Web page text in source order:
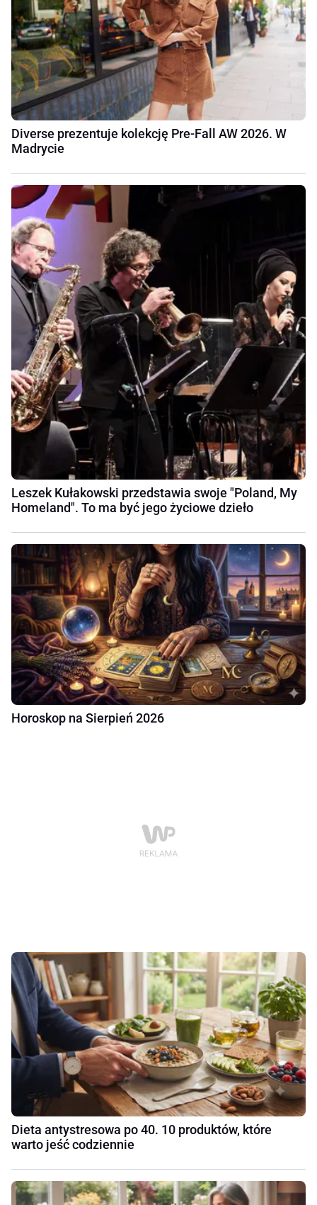
Diverse prezentuje kolekcję Pre-Fall AW 2026. W
Madrycie
Leszek Kułakowski przedstawia swoje "Poland, My
Homeland". To ma być jego życiowe dzieło
Horoskop na Sierpień 2026
Dieta antystresowa po 40. 10 produktów, które
warto jeść codziennie